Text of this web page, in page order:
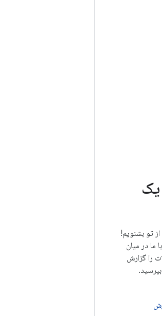
تو بشنویم!
ما در میان
را گزارش